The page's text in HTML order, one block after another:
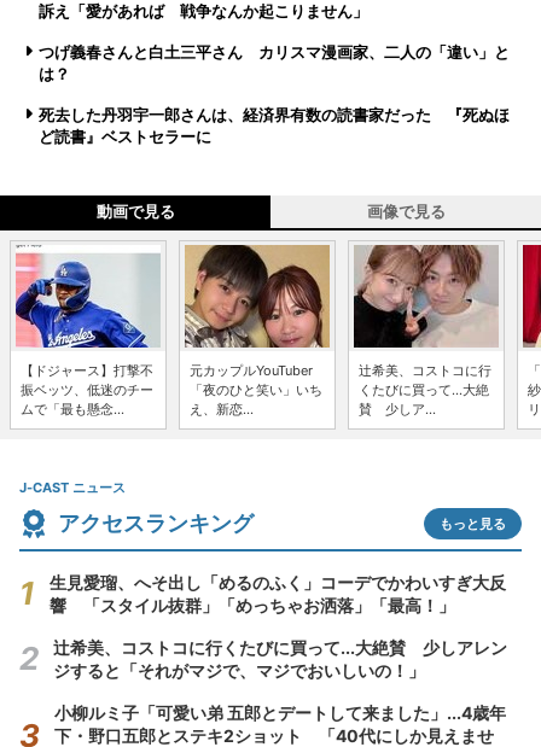
訴え「愛があれば 戦争なんか起こりません」
つげ義春さんと白土三平さん カリスマ漫画家、二人の「違い」と
は？
死去した丹羽宇一郎さんは、経済界有数の読書家だった 『死ぬほ
ど読書』ベストセラーに
動画で見る 画像で見る
【ドジャース】打撃不
振ベッツ、低迷のチー
ムで「最も懸念...
元カップルYouTuber
「夜のひと笑い」いち
え、新恋...
辻希美、コストコに行
くたびに買って...大絶
賛 少しア...
J-CAST ニュース
アクセスランキング もっと見る
生見愛瑠、へそ出し「めるのふく」コーデでかわいすぎ大反
響 「スタイル抜群」「めっちゃお洒落」「最高！」
辻希美、コストコに行くたびに買って...大絶賛 少しアレン
ジすると「それがマジで、マジでおいしいの！」
小柳ルミ子「可愛い弟 五郎とデートして来ました」...4歳年
下・野口五郎とステキ2ショット 「40代にしか見えませ